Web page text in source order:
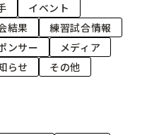
イベント
結果
練習試合情報
ンサー
メディア
らせ その他